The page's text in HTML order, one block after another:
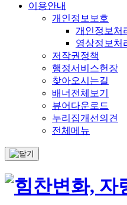
이용안내
개인정보보호
개인정보처
영상정보처
저작권정책
행정서비스헌장
찾아오시는길
배너전체보기
뷰어다운로드
누리집개선의견
전체메뉴